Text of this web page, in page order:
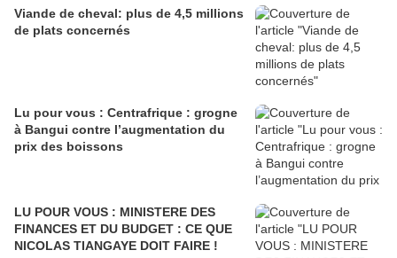
Viande de cheval: plus de 4,5 millions
de plats concernés
Lu pour vous : Centrafrique : grogne
à Bangui contre l’augmentation du
prix des boissons
LU POUR VOUS : MINISTERE DES
FINANCES ET DU BUDGET : CE QUE
NICOLAS TIANGAYE DOIT FAIRE !